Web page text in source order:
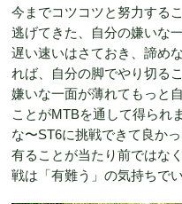
今までコツコツと努力する
逃げてきた、自分の嫌いな
遅い速いはさておき、諦め
れば、自分の脚でやり切る
嫌いな一面が薄れてもっと
ことがMTBを通して得られ
な〜ST6に挑戦できて良かっ
有ることが当たり前ではな
戦は「有難う」の気持ちで